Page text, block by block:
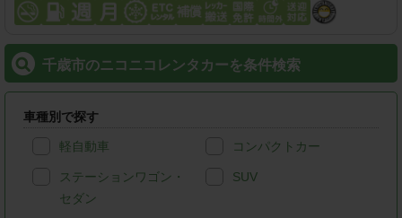
千歳市のニコニコレンタカーを条件検索
車種別で探す
軽自動車 コンパクトカー
ステーションワゴン・
セダン
SUV